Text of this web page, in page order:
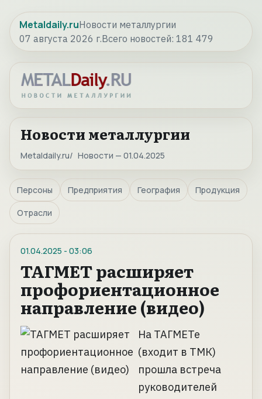
Metaldaily.ruНовости металлургии
07 августа 2026 г.Всего новостей: 181 479
Новости металлургии
Metaldaily.ru Новости — 01.04.2025
Персоны Предприятия География Продукция
Отрасли
01.04.2025 - 03:06
ТАГМЕТ расширяет
профориентационное
направление (видео)
На ТАГМЕТе
(входит в ТМК)
прошла встреча
руководителей